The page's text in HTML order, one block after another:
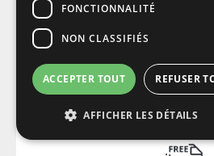
PAIEMENT
Payez en ligne en toute
FONCTIONNALITÉ
NON CLASSIFIÉS
ACCEPTER TOUT REFUSER
AFFICHER LES DÉTAILS